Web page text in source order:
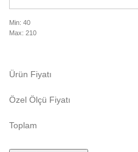
Min: 40
Max: 210
Ürün Fiyatı
Özel Ölçü Fiyatı
Toplam